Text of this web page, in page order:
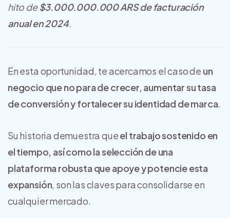
hito de$3.000.000.000 ARS de facturación
anual en 2024.
En esta oportunidad, te acercamos el caso de un
negocio que no para de crecer, aumentar su tasa
de conversión y fortalecer su identidad de marca
Su historia demuestra queel trabajo sostenido en
el tiempo, así como la selección de una
plataforma robusta que apoye y potencie esta
expansión , son las claves para consolidarse en
cualquier mercado.